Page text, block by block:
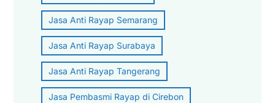
Jasa Anti Rayap Semarang
Jasa Anti Rayap Surabaya
Jasa Anti Rayap Tangerang
Jasa Pembasmi Rayap di Cirebon